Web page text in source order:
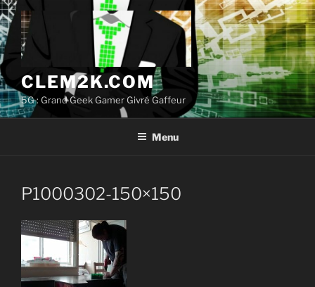
Aller
au
contenu
principal
CLEM2K.COM
5G : Grand Geek Gamer Givré Gaffeur
Menu
P1000302-150×150